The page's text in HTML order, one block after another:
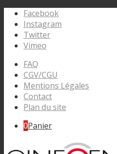
Facebook
Instagram
Twitter
Vimeo
FAQ
CGV/CGU
Mentions Légales
Contact
Plan du site
0Panier